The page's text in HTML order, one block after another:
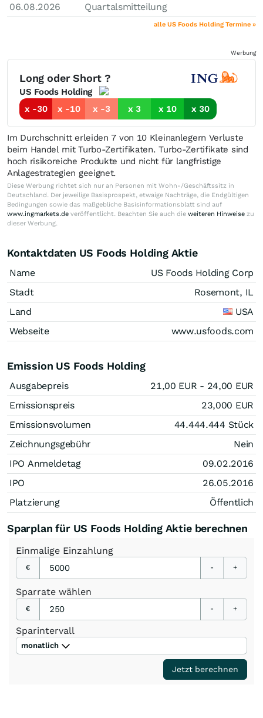
06.08.2026
Quartalsmitteilung
alle US Foods Holding Termine »
Werbung
Long oder Short ?
US Foods Holding
x -30
x -10 x -3 x 3 x 10 x 30
Im Durchschnitt erleiden 7 von 10 Kleinanlegern Verluste
beim Handel mit Turbo-Zertifikaten. Turbo-Zertifikate sind
hoch risikoreiche Produkte und nicht für langfristige
Anlagestrategien geeignet.
Diese Werbung richtet sich nur an Personen mit Wohn-/Geschäftssitz in
Deutschland. Der jeweilige Basisprospekt, etwaige Nachträge, die Endgültigen
Bedingungen sowie das maßgebliche Basisinformationsblatt sind auf
www.ingmarkets.de veröffentlicht. Beachten Sie auch die weiteren Hinweise zu
dieser Werbung.
Kontaktdaten US Foods Holding Aktie
Name
US Foods Holding Corp
Stadt
Rosemont, IL
Land
USA
Webseite
www.usfoods.com
Emission US Foods Holding
Ausgabepreis 21,00 EUR - 24,00 EUR
Emissionspreis
23,000 EUR
Emissionsvolumen
44.444.444 Stück
Zeichnungsgebühr
Nein
IPO Anmeldetag
09.02.2016
IPO
26.05.2016
Platzierung
Öffentlich
Sparplan für US Foods Holding Aktie berechnen
Einmalige Einzahlung
€ - +
Sparrate wählen
€ - +
Sparintervall
monatlich
Jetzt berechnen